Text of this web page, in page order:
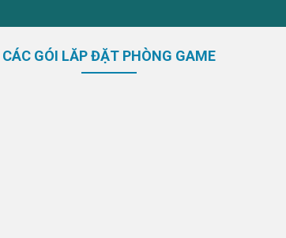
CÁC GÓI LĂP ĐẶT PHÒNG GAME